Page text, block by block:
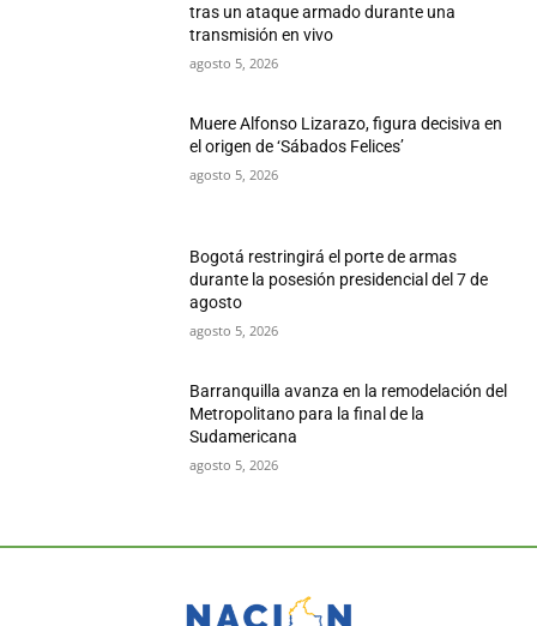
tras un ataque armado durante una
transmisión en vivo
agosto 5, 2026
Muere Alfonso Lizarazo, figura decisiva en
el origen de ‘Sábados Felices’
agosto 5, 2026
Bogotá restringirá el porte de armas
durante la posesión presidencial del 7 de
agosto
agosto 5, 2026
Barranquilla avanza en la remodelación del
Metropolitano para la final de la
Sudamericana
agosto 5, 2026